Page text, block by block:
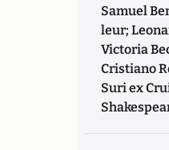
Samuel
leur;
Victoria
Cristiano
Suri ex